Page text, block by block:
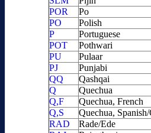
POR
Po
PO
Polish
P
Portuguese
POT
Pothwari
PU
Pulaar
PJ
Punjabi
QQ
Qashqai
Q
Quechua
Q,F
Quechua, French
Q,S
Quechua,
RAD
Rade/Ede